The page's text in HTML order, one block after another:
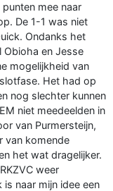
mee naar
De 1-1 was niet
Ondanks het
Obioha en Jesse
mogelijkheid van
Het had op
nog slechter kunnen
niet meedeelden in
van Purmersteijn,
van komende
het wat dragelijker.
weer
naar mijn idee een